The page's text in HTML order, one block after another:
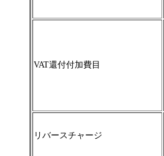
VAT還付付加費目
リバースチャージ